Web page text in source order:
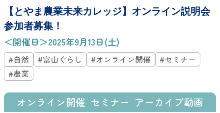
【とやま農業未来カレッジ】オンライン説明会
参加者募集！
＜開催日＞2025年9月13日(土)
#自然 #富山ぐらし #オンライン開催
#セミナー
#農業
オンライン開催 セミナー アーカイブ動画